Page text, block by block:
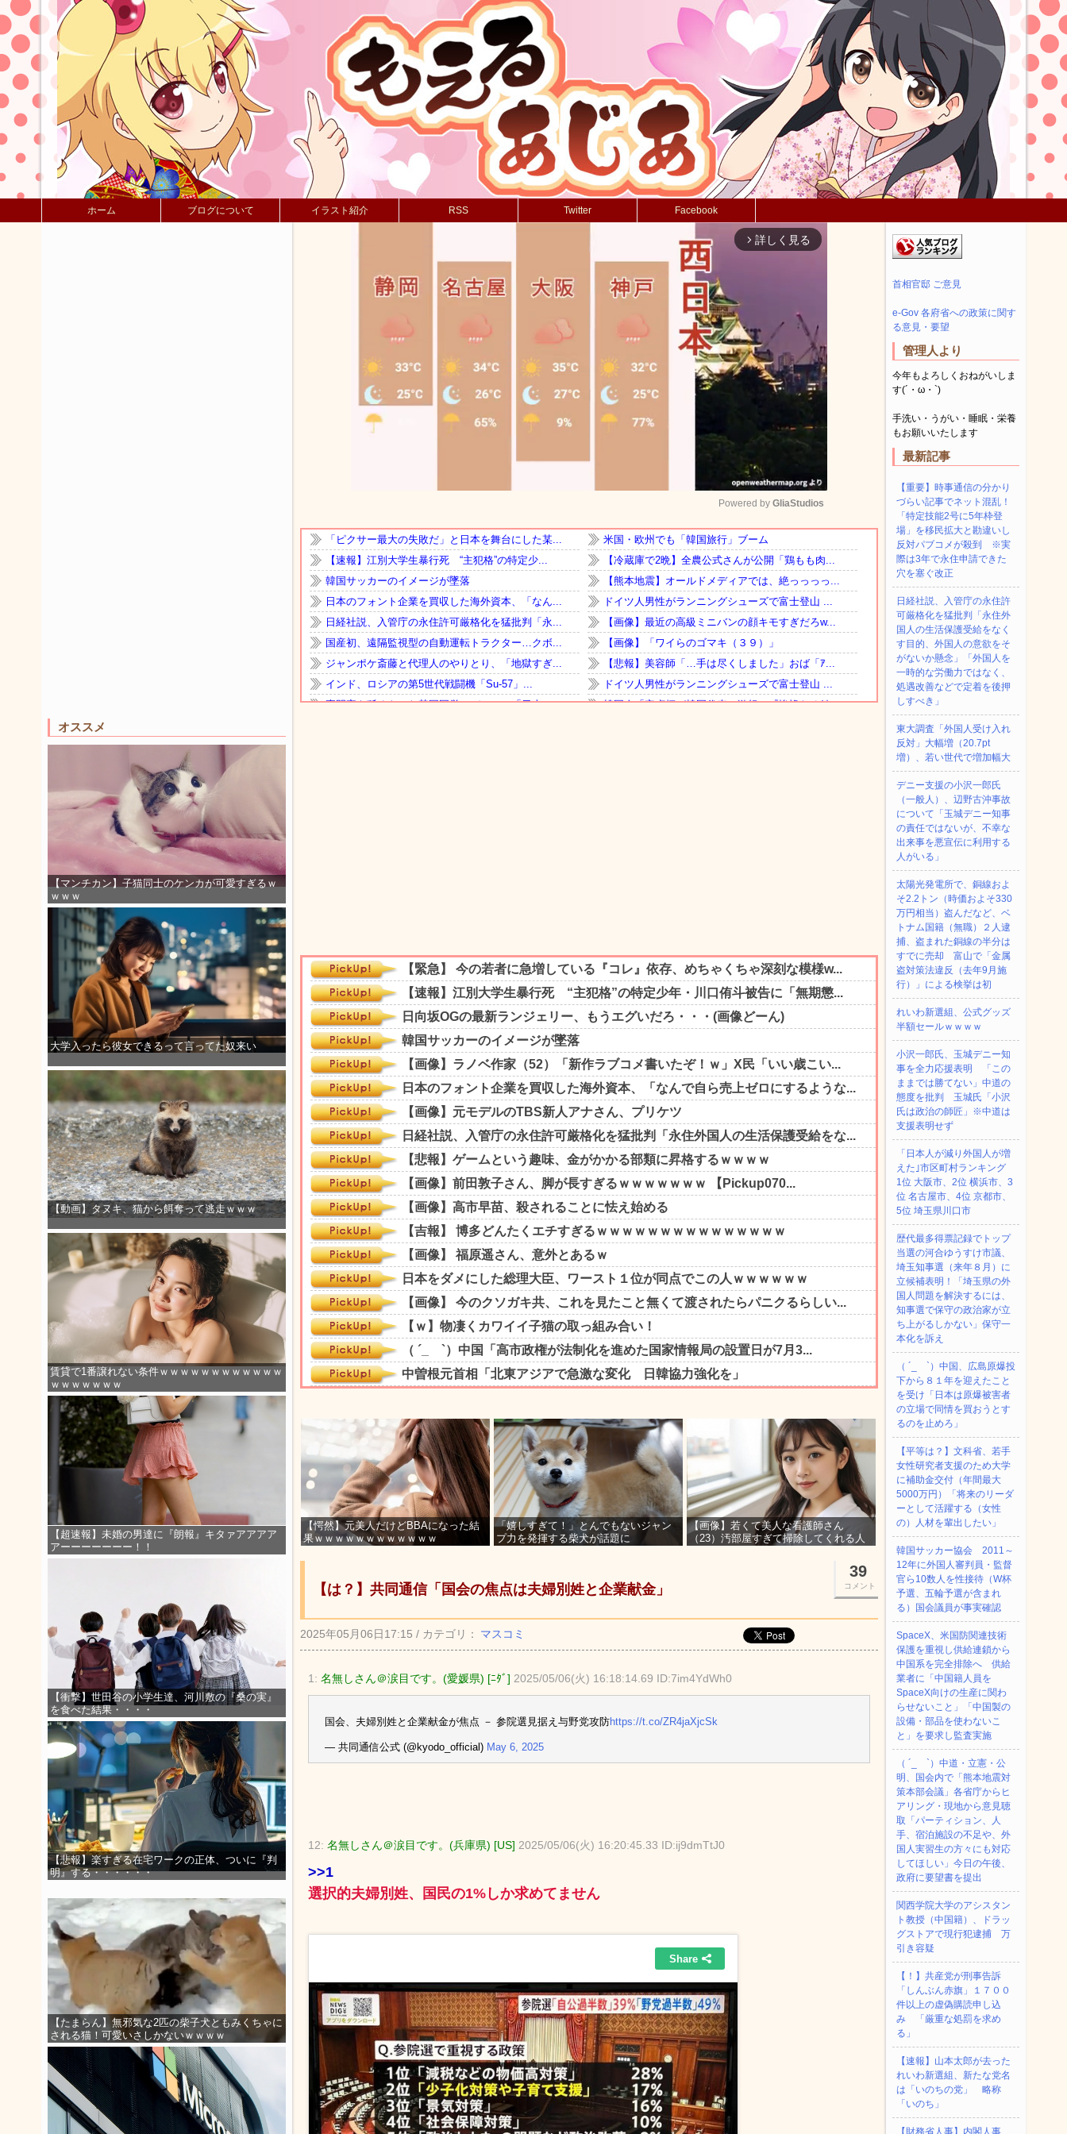
ホーム ブログについて イラスト紹介 RSS Twitter Facebook
オススメ
【マンチカン】子猫同士のケンカが可愛すぎるｗ
ｗｗｗ
大学入ったら彼女できるって言ってた奴来い
【動画】タヌキ、猫から餌奪って逃走ｗｗｗ
賃貸で1番譲れない条件ｗｗｗｗｗｗｗｗｗｗｗｗ
ｗｗｗｗｗｗｗ
【超速報】未婚の男達に『朗報』キタァアアアア
アーーーーーーー！！
【衝撃】世田谷の小学生達、河川敷の『桑の実』
を食べた結果・・・・
【悲報】楽すぎる在宅ワークの正体、ついに『判
明』する・・・・・・
【たまらん】無邪気な2匹の柴子犬ともみくちゃに
される猫！可愛いさしかないｗｗｗｗ
arrow_forward_ios 詳しく見る
Mute
Powered by GliaStudios
【愕然】元美人だけどBBAになった結
果ｗｗｗｗｗｗｗｗｗｗｗｗ
「嬉しすぎて！」とんでもないジャン
プ力を発揮する柴犬が話題に
【画像】若くて美人な看護師さん
（23）汚部屋すぎて掃除してくれる人
39
コメント
【は？】共同通信「国会の焦点は夫婦別姓と企業献金」
2025年05月06日17:15 / カテゴリ： マスコミ
1: 名無しさん＠涙目です。(愛媛県) [ﾆﾀﾞ] 2025/05/06(火) 16:18:14.69 ID:7im4YdWh0
国会、夫婦別姓と企業献金が焦点 － 参院選見据え与野党攻防https://t.co/ZR4jaXjcSk
— 共同通信公式 (@kyodo_official) May 6, 2025
12: 名無しさん＠涙目です。(兵庫県) [US] 2025/05/06(火) 16:20:45.33 ID:ij9dmTtJ0
>>1
選択的夫婦別姓、国民の1%しか求めてません
首相官邸 ご意見
e-Gov 各府省への政策に関す
る意見・要望
管理人より
今年もよろしくおねがいしま
す(´・ω・`)
手洗い・うがい・睡眠・栄養
もお願いいたします
最新記事
【重要】時事通信の分かり
づらい記事でネット混乱！
「特定技能2号に5年枠登
場」を移民拡大と勘違いし
反対パブコメが殺到 ※実
際は3年で永住申請できた
穴を塞ぐ改正
日経社説、入管庁の永住許
可厳格化を猛批判「永住外
国人の生活保護受給をなく
す目的、外国人の意欲をそ
がないか懸念」「外国人を
一時的な労働力ではなく、
処遇改善などで定着を後押
しすべき」
東大調査「外国人受け入れ
反対」大幅増（20.7pt
増）、若い世代で増加幅大
デニー支援の小沢一郎氏
（一般人）、辺野古沖事故
について「玉城デニー知事
の責任ではないが、不幸な
出来事を悪宣伝に利用する
人がいる」
太陽光発電所で、銅線およ
そ2.2トン（時価およそ330
万円相当）盗んだなど、ベ
トナム国籍（無職）２人逮
捕、盗まれた銅線の半分は
すでに売却 富山で「金属
盗対策法違反（去年9月施
行）」による検挙は初
れいわ新選組、公式グッズ
半額セールｗｗｗｗ
小沢一郎氏、玉城デニー知
事を全力応援表明 「この
ままでは勝てない」中道の
態度を批判 玉城氏「小沢
氏は政治の師匠」※中道は
支援表明せず
「日本人が減り外国人が増
えた｣市区町村ランキング
1位 大阪市、2位 横浜市、3
位 名古屋市、4位 京都市、
5位 埼玉県川口市
歴代最多得票記録でトップ
当選の河合ゆうすけ市議、
埼玉知事選（来年８月）に
立候補表明！「埼玉県の外
国人問題を解決するには、
知事選で保守の政治家が立
ち上がるしかない」保守一
本化を訴え
（ ´_ゝ`）中国、広島原爆投
下から８１年を迎えたこと
を受け「日本は原爆被害者
の立場で同情を買おうとす
るのを止めろ」
【平等は？】文科省、若手
女性研究者支援のため大学
に補助金交付（年間最大
5000万円）「将来のリーダ
ーとして活躍する（女性
の）人材を輩出したい」
韓国サッカー協会 2011～
12年に外国人審判員・監督
官ら10数人を性接待（W杯
予選、五輪予選が含まれ
る）国会議員が事実確認
SpaceX、米国防関連技術
保護を重視し供給連鎖から
中国系を完全排除へ 供給
業者に「中国籍人員を
SpaceX向けの生産に関わ
らせないこと」「中国製の
設備・部品を使わないこ
と」を要求し監査実施
（ ´_ゝ`）中道・立憲・公
明、国会内で「熊本地震対
策本部会議」各省庁からヒ
アリング・現地から意見聴
取「パーティション、人
手、宿泊施設の不足や、外
国人実習生の方々にも対応
してほしい」今日の午後、
政府に要望書を提出
関西学院大学のアシスタン
ト教授（中国籍）、ドラッ
グストアで現行犯逮捕 万
引き容疑
【！】共産党が刑事告訴
「しんぶん赤旗」１７００
件以上の虚偽購読申し込
み 「厳重な処罰を求め
る」
【速報】山本太郎が去った
れいわ新選組、新たな党名
は「いのちの党」 略称
「いのち」
【財務省人事】内閣人事